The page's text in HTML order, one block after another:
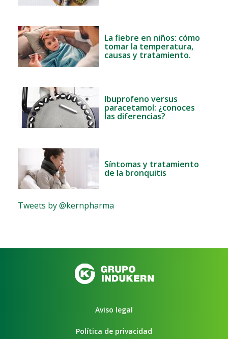
La fiebre en niños: cómo
tomar la temperatura,
causas y tratamiento.
Ibuprofeno versus
paracetamol: ¿conoces
las diferencias?
Síntomas y tratamiento
de la bronquitis
Tweets by @kernpharma
Aviso legal
Política de privacidad